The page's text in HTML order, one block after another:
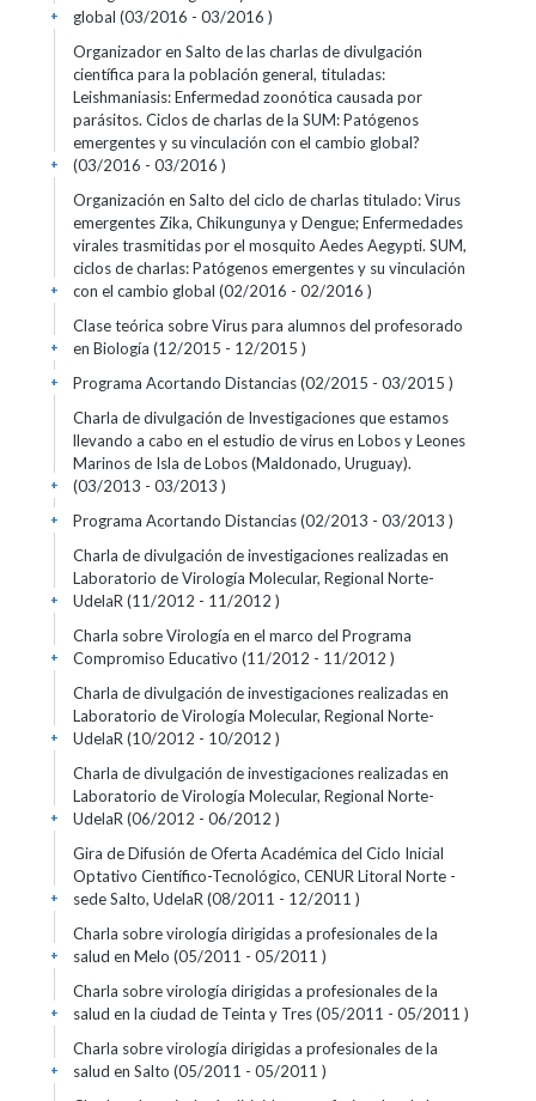
global (03/2016 - 03/2016 )
+
Organizador en Salto de las charlas de divulgación
científica para la población general, tituladas:
Leishmaniasis: Enfermedad zoonótica causada por
parásitos. Ciclos de charlas de la SUM: Patógenos
emergentes y su vinculación con el cambio global?
(03/2016 - 03/2016 )
+
Organización en Salto del ciclo de charlas titulado: Virus
emergentes Zika, Chikungunya y Dengue; Enfermedades
virales trasmitidas por el mosquito Aedes Aegypti. SUM,
ciclos de charlas: Patógenos emergentes y su vinculación
con el cambio global (02/2016 - 02/2016 )
+
Clase teórica sobre Virus para alumnos del profesorado
en Biología (12/2015 - 12/2015 )
+
Programa Acortando Distancias (02/2015 - 03/2015 )
+
Charla de divulgación de Investigaciones que estamos
llevando a cabo en el estudio de virus en Lobos y Leones
Marinos de Isla de Lobos (Maldonado, Uruguay).
(03/2013 - 03/2013 )
+
Programa Acortando Distancias (02/2013 - 03/2013 )
+
Charla de divulgación de investigaciones realizadas en
Laboratorio de Virología Molecular, Regional Norte-
UdelaR (11/2012 - 11/2012 )
+
Charla sobre Virología en el marco del Programa
Compromiso Educativo (11/2012 - 11/2012 )
+
Charla de divulgación de investigaciones realizadas en
Laboratorio de Virología Molecular, Regional Norte-
UdelaR (10/2012 - 10/2012 )
+
Charla de divulgación de investigaciones realizadas en
Laboratorio de Virología Molecular, Regional Norte-
UdelaR (06/2012 - 06/2012 )
+
Gira de Difusión de Oferta Académica del Ciclo Inicial
Optativo Científico-Tecnológico, CENUR Litoral Norte -
sede Salto, UdelaR (08/2011 - 12/2011 )
+
Charla sobre virología dirigidas a profesionales de la
salud en Melo (05/2011 - 05/2011 )
+
Charla sobre virología dirigidas a profesionales de la
salud en la ciudad de Teinta y Tres (05/2011 - 05/2011 )
+
Charla sobre virología dirigidas a profesionales de la
salud en Salto (05/2011 - 05/2011 )
+